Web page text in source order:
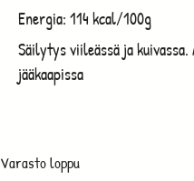
Energia: 114 kcal/100g
Säilytys viileässä ja kuivassa.
jääkaapissa
Varasto loppu